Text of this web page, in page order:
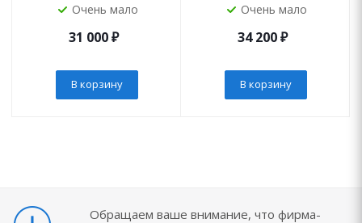
Очень мало
31 000₽
В корзину
Очень мало
34 200₽
В корзину
Обращаем ваше внимание, что фирма-